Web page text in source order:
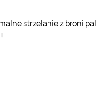
strzelanie z broni